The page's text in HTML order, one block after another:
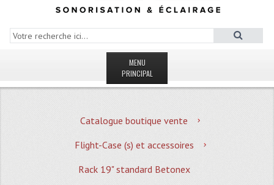
MENU
PRINCIPAL
MAGASIN
Quoi De Neuf?
Promotions
Catalogue boutique vente
Flight-Case (s) et accessoires
Rack 19" standard Betonex